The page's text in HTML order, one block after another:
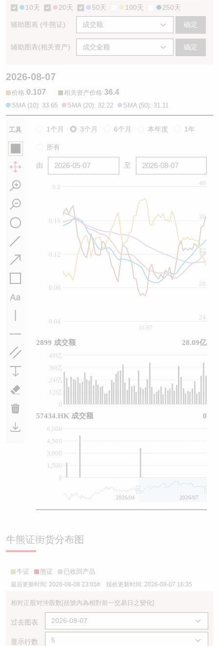
10天 20天 50天 100天 250天
辅助图表 (牛熊证) 确定
辅助图表(相关资产) 确定
2026-08-07
价格:0.107 相关资产价格:36.4
SMA (10): 33.65 SMA (20): 32.22 SMA (50): 31.11
工具 1个月 3个月 6个月 本年度 1年
所有
由 至
0.2
0.04
0.08
0.12
0.16
24
36
28
32
40
0
12亿
24亿
36亿
48亿
0
1,500
3,000
4,500
6,000
01/07
2026/04 2026/07
2899 成交额 28.09亿
57434.HK 成交额 0
牛熊证街货分布图
牛证 熊证 已收回产品
最后更新时间: 2026-08-08 23:05# 现价更新时间: 2026-08-07 16:35
相对正股对沖股数[括號內為相對前一交易日之變化]
过去图表
显示行数